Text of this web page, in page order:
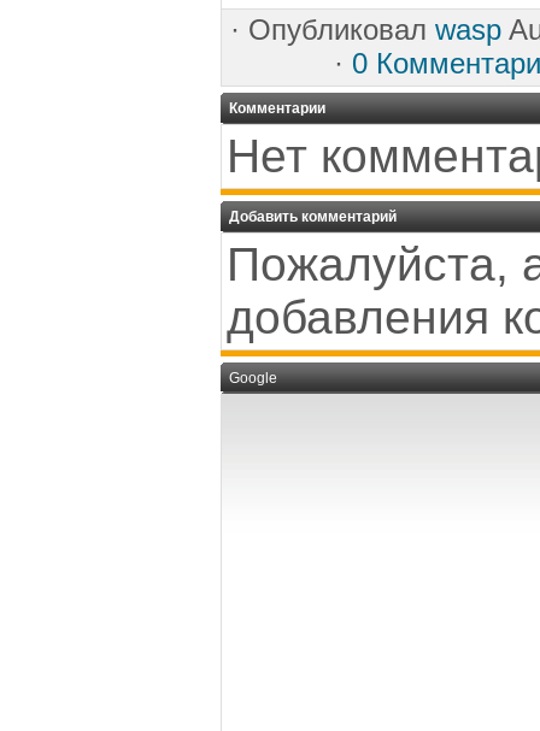
· Опубликовал wasp
· 0
Комментарии
Нет
Добавить комментарий
Пожалуйста,
добавления
Google